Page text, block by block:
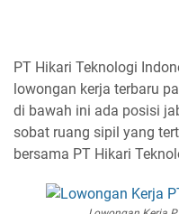
PT Hikari Teknologi
lowongan kerja terbaru
di bawah ini ada posisi
sobat ruang sipil yang
bersama PT Hikari